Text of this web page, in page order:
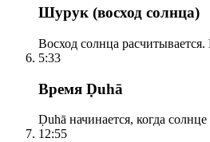
Шурук (восход солнца)
Восход солнца
5:33
Время Ḍuhā
Ḍuhā начинается, когда
12:55